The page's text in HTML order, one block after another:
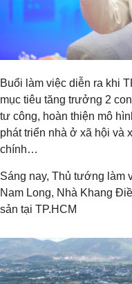
Buổi làm việc diễn ra khi
mục tiêu tăng trưởng 2
tư công, hoàn thiện mô
phát triển nhà ở xã hội và
chính…
Sáng nay, Thủ tướng làm
Nam Long, Nhà Khang
sản tại TP.HCM